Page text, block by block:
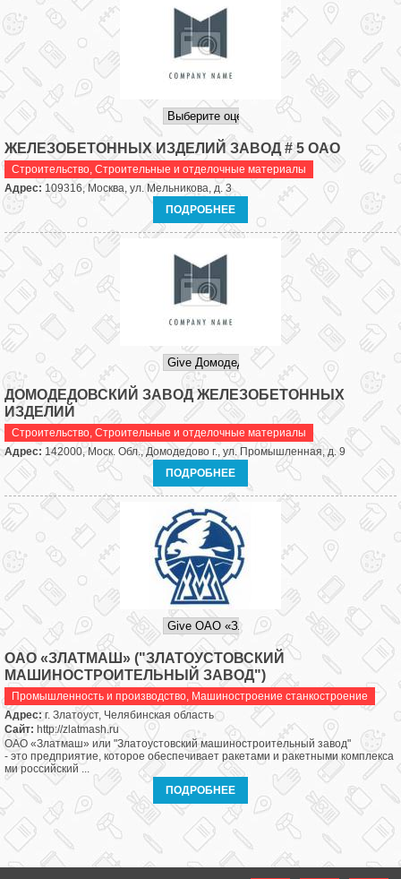
ЖЕЛЕЗОБЕТОННЫХ ИЗДЕЛИЙ ЗАВОД # 5 ОАО
Строительство, Строительные и отделочные материалы
Адрес: 109316, Москва, ул. Мельникова, д. 3
ПОДРОБНЕЕ
ДОМОДЕДОВСКИЙ ЗАВОД ЖЕЛЕЗОБЕТОННЫХ
ИЗДЕЛИЙ
Строительство, Строительные и отделочные материалы
Адрес: 142000, Моск. Обл., Домодедово г., ул. Промышленная, д. 9
ПОДРОБНЕЕ
ОАО «ЗЛАТМАШ» ("ЗЛАТОУСТОВСКИЙ
МАШИНОСТРОИТЕЛЬНЫЙ ЗАВОД")
Промышленность и производство, Машиностроение станкостроение
Адрес:г. Златоуст, Челябинская область
Сайт: http://zlatmash.ru
ОАО «Златмаш» или "Златоустовский машиностроительный завод"
- это предприятие, которое обеспечивает ракетами и ракетными комплекса
ми российский ...
ПОДРОБНЕЕ